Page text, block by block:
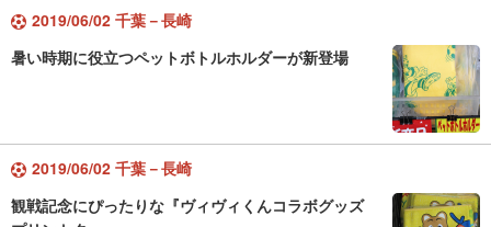
2019/06/02 千葉－長崎
暑い時期に役立つペットボトルホルダーが新登場
2019/06/02 千葉－長崎
観戦記念にぴったりな『ヴィヴィくんコラボグッズ